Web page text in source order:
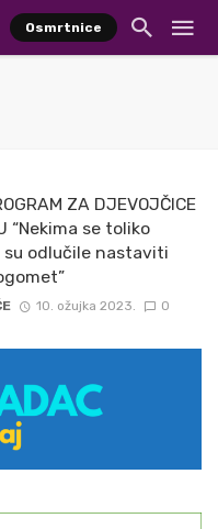
Osmrtnice
ZA DJEVOJČICE
“Nekima se toliko
su odlučile nastaviti
10. ožujka 2023. 0